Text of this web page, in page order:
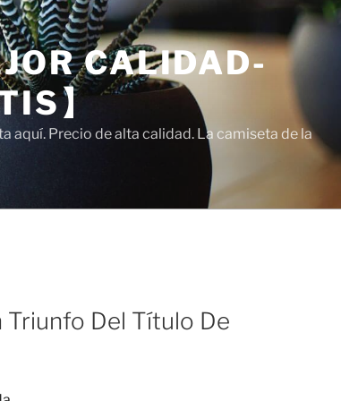
CALIDAD-
】
aquí. Precio de alta calidad. La camiseta de la
Triunfo Del Título De